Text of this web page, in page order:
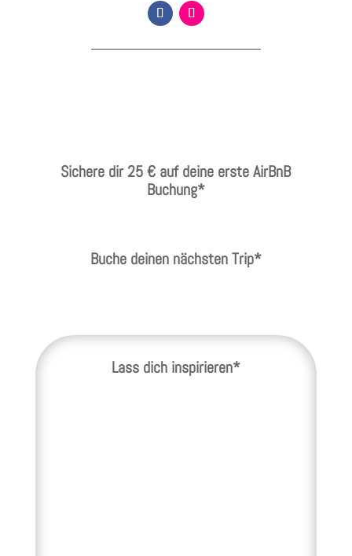
Sichere dir 25 € auf deine erste AirBnB
Buchung*
Buche deinen nächsten Trip*
Lass dich inspirieren*